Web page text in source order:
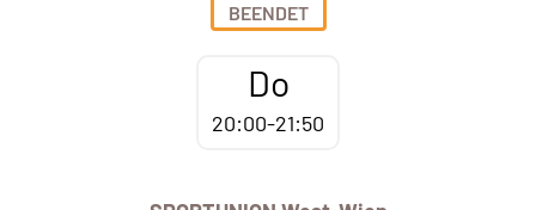
BEENDET
Do
20:00-21:50